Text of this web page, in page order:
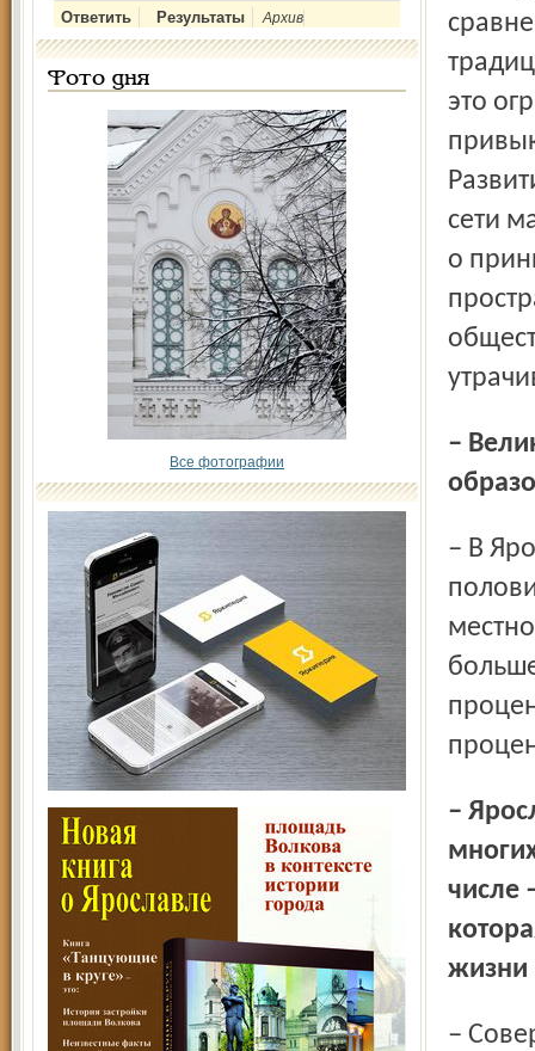
Архив
Фото дня
Все фотографии
это
сети
о
– Велик ли процент сельских школ в системе
– В Ярославской области работают 427 школ, чуть больше
– Ярославская область нередко становится инициатором
числе
жизни
– Совершенно верно. С 2001 года в нашей области